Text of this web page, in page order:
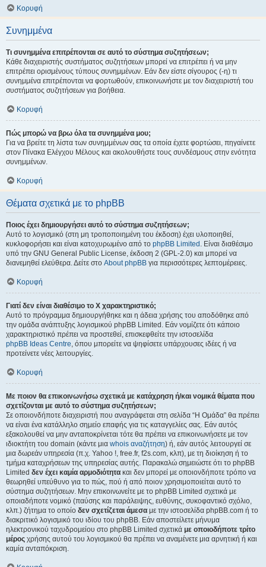
Κορυφή
Συνημμένα
Τι συνημμένα επιτρέπονται σε αυτό το σύστημα συζητήσεων;
Κάθε διαχειριστής συστήματος συζητήσεων μπορεί να επιτρέπει ή να μην
επιτρέπει ορισμένους τύπους συνημμένων. Εάν δεν είστε σίγουρος (-η) τι
συνημμένα επιτρέπονται να φορτωθούν, επικοινωνήστε με τον διαχειριστή του
συστήματος συζητήσεων για βοήθεια.
Κορυφή
Πώς μπορώ να βρω όλα τα συνημμένα μου;
Για να βρείτε τη λίστα των συνημμένων σας τα οποία έχετε φορτώσει, πηγαίνετε
στον Πίνακα Ελέγχου Μέλους και ακολουθήστε τους συνδέσμους στην ενότητα
συνημμένων.
Κορυφή
Θέματα σχετικά με το phpBB
Ποιος έχει δημιουργήσει αυτό το σύστημα συζητήσεων;
Αυτό το λογισμικό (στη μη τροποποιημένη του έκδοση) έχει υλοποιηθεί,
κυκλοφορήσει και είναι κατοχυρωμένο από το phpBB Limited . Είναι διαθέσιμο
υπό την GNU General Public License, έκδοση 2 (GPL-2.0) και μπορεί να
διανεμηθεί ελεύθερα. Δείτε στο About phpBB για περισσότερες λεπτομέρειες.
Κορυφή
Γιατί δεν είναι διαθέσιμο το Χ χαρακτηριστικό;
Αυτό το πρόγραμμα δημιουργήθηκε και η άδεια χρήσης του αποδόθηκε από
την ομάδα ανάπτυξης λογισμικού phpBB Limited. Εάν νομίζετε ότι κάποιο
χαρακτηριστικό πρέπει να προστεθεί, επισκεφθείτε την ιστοσελίδα
phpBB Ideas Centre, όπου μπορείτε να ψηφίσετε υπάρχουσες ιδέες ή να
προτείνετε νέες λειτουργίες.
Κορυφή
Με ποιον θα επικοινωνήσω σχετικά με κατάχρηση ή/και νομικά θέματα που
σχετίζονται με αυτό το σύστημα συζητήσεων;
Σε οποιονδήποτε διαχειριστή που αναγράφεται στη σελίδα “Η Ομάδα” θα πρέπει
να είναι ένα κατάλληλο σημείο επαφής για τις καταγγελίες σας. Εάν αυτός
εξακολουθεί να μην ανταποκρίνεται τότε θα πρέπει να επικοινωνήσετε με τον
ιδιοκτήτη του domain (κάντε μια whois αναζήτηση) ή, εάν αυτός λειτουργεί σε
μια δωρεάν υπηρεσία (π.χ. Yahoo !, free.fr, f2s.com, κλπ), με τη διοίκηση ή το
τμήμα καταχρήσεων της υπηρεσίας αυτής. Παρακαλώ σημειώστε ότι το phpBB
Limited δεν έχει καμία αρμοδιότητα και δεν μπορεί με οποιονδήποτε τρόπο να
θεωρηθεί υπεύθυνο για το πώς, πού ή από ποιον χρησιμοποιείται αυτό το
σύστημα συζητήσεων. Μην επικοινωνείτε με το phpBB Limited σχετικά με
οποιαδήποτε νομικό (παύσης και παράλειψης, ευθύνης, συκοφαντικό σχόλιο,
κλπ.) ζήτημα το οποίο δεν σχετίζεται άμεσα με την ιστοσελίδα phpBB.com ή το
διακριτικό λογισμικό του ιδίου του phpBB. Εάν αποστείλετε μήνυμα
ηλεκτρονικού ταχυδρομείου στο phpBB Limited σχετικά με οποιοδήποτε τρίτο
μέρος χρήσης αυτού του λογισμικού θα πρέπει να αναμένετε μια αρνητική ή και
καμία ανταπόκριση.